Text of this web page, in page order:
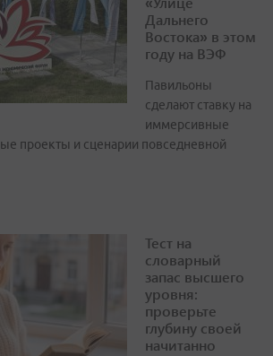
Дальнего
Востока» в этом
году на ВЭФ
Павильоны
сделают ставку на
иммерсивные
проекты и сценарии повседневной
Тест на
словарный
запас высшего
уровня:
проверьте
глубину своей
начитанно